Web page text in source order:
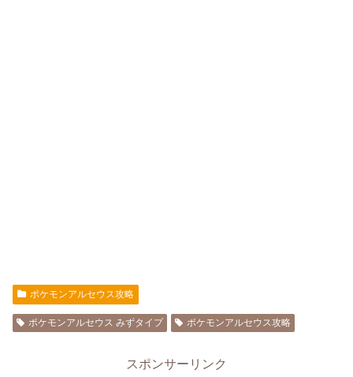
ポケモンアルセウス攻略
ポケモンアルセウス みずタイプ ポケモンアルセウス攻略
スポンサーリンク